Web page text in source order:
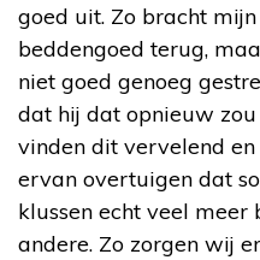
goed uit. Zo bracht
beddengoed terug,
niet goed genoeg
dat hij dat opnieuw
vinden dit vervelend
ervan overtuigen dat
klussen echt veel meer
andere. Zo zorgen wij